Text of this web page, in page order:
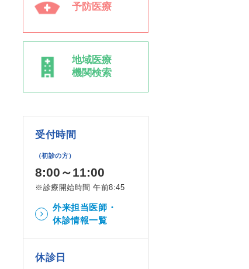
予防医療
地域医療
機関検索
受付時間
（初診の方）
8:00～11:00
※診療開始時間 午前8:45
外来担当医師・
休診情報一覧
休診日